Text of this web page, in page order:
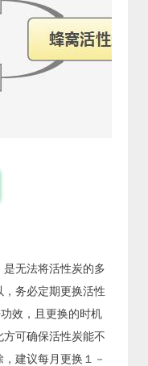
无法将活性炭的多
务必定期更换活性
效，且更换的时机
可确保活性炭能不
建议每月更换１－